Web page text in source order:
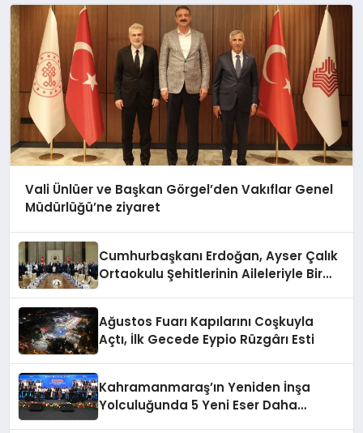
Vali Ünlüer ve Başkan Görgel’den Vakıflar Genel
Müdürlüğü’ne ziyaret
Cumhurbaşkanı Erdoğan, Ayser Çalık
Ortaokulu Şehitlerinin Aileleriyle Bir
Ağustos Fuarı Kapılarını Coşkuyla
Açtı, İlk Gecede Eypio Rüzgârı Esti
Kahramanmaraş’ın Yeniden İnşa
Yolculuğunda 5 Yeni Eser Daha